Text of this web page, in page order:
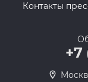
Контакты
+7